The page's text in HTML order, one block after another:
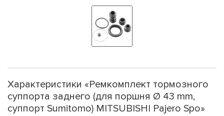
Характеристики «Ремкомплект тормозного
суппорта заднего (для поршня Ø 43 mm,
суппорт Sumitomo) MITSUBISHI Pajero Spo»